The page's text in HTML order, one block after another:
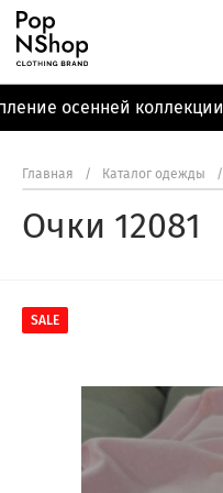
осенней коллекции!
Главная / Каталог одежды /
Очки 12081
SALE